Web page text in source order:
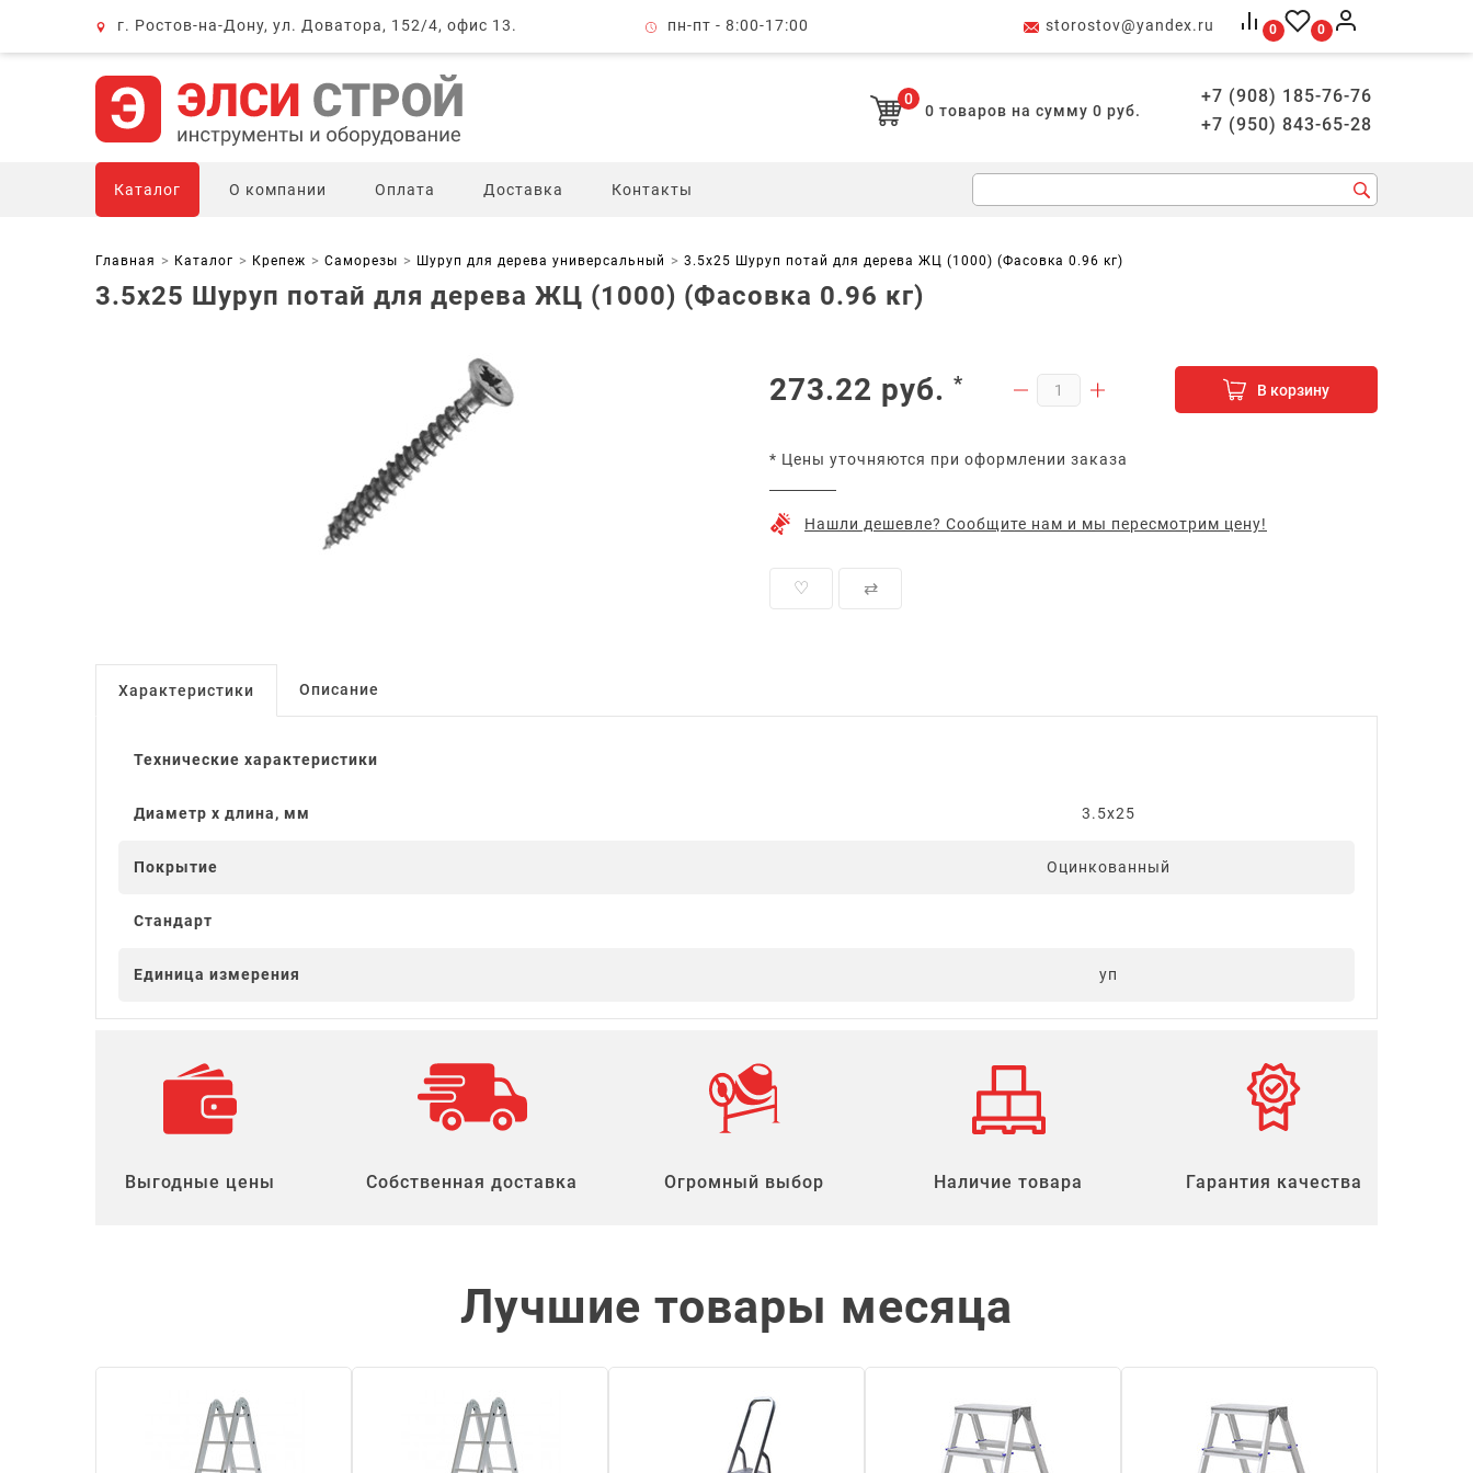
г. Ростов-на-Дону, ул. Доватора, 152/4, офис 13. пн-пт - 8:00-17:00 storostov@yandex.ru 0 0
0
0 товаров на сумму 0 руб.
+7 (908) 185-76-76
+7 (950) 843-65-28
Каталог О компании Оплата Доставка Контакты
Главная Каталог Крепеж Саморезы Шуруп для дерева универсальный 3.5х25 Шуруп потай для дерева ЖЦ (1000) (Фасовка 0.96 кг)
3.5х25 Шуруп потай для дерева ЖЦ (1000) (Фасовка 0.96 кг)
273.22 руб. * В корзину
* Цены уточняются при оформлении заказа
Нашли дешевле? Сообщите нам и мы пересмотрим цену!
♡ ⇄
Характеристики Описание
Технические характеристики
Диаметр x длина, мм 3.5x25
Покрытие Оцинкованный
Стандарт
Единица измерения уп
Выгодные цены Собственная доставка Огромный выбор Наличие товара Гарантия качества
Лучшие товары месяца